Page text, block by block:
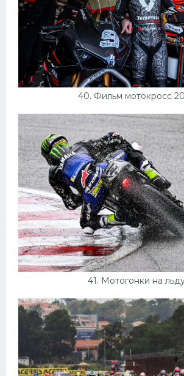
40. Фильм мотокросс
41. Мотогонки на